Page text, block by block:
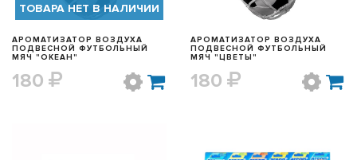
ТОВАРА НЕТ В НАЛИЧИИ
АРОМАТИЗАТОР ВОЗДУХА
ПОДВЕСНОЙ ФУТБОЛЬНЫЙ
МЯЧ "ОКЕАН"
180
АРОМАТИЗАТОР ВОЗДУХА
ПОДВЕСНОЙ ФУТБОЛЬНЫЙ
МЯЧ "ЦВЕТЫ"
180